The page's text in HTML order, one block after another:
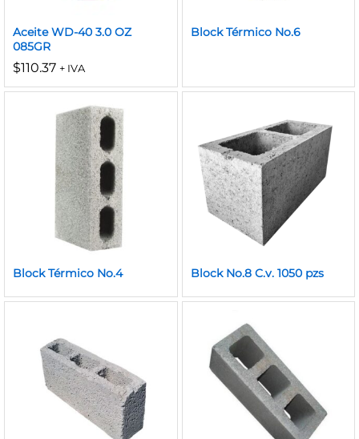
Aceite WD-40 3.0 OZ
085GR
$110.37 + IVA
Block Térmico No.6
Block Térmico No.4 Block No.8 C.v. 1050 pzs